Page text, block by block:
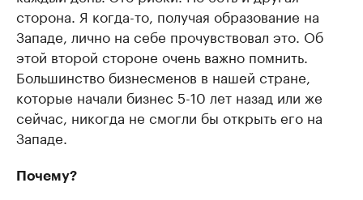
сторона. Я когда-то, получая образование на
Западе, лично на себе прочувствовал это. Об
этой второй стороне очень важно помнить.
Большинство бизнесменов в нашей стране,
которые начали бизнес 5-10 лет назад или же
сейчас, никогда не смогли бы открыть его на
Западе.
Почему?